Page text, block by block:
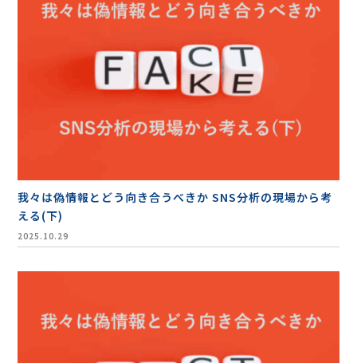
採用情報
我々は偽情報とどう向き合うべきか SNS分析の現場から考
える(下)
2025.10.29